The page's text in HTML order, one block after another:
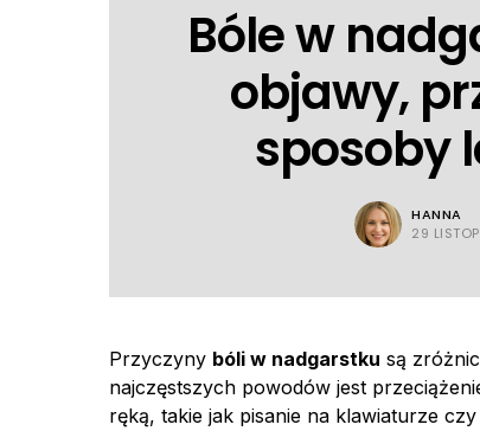
Bóle w
objawy,
sposoby
HANNA
29
Przyczyny bóli w nadgarstku są
najczęstszych powodów jest
ręką, takie jak pisanie na klawiaturze